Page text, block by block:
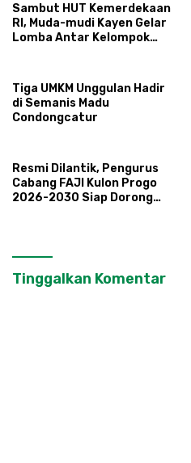
Sambut HUT Kemerdekaan
RI, Muda-mudi Kayen Gelar
Lomba Antar Kelompok
Tiga UMKM Unggulan Hadir
di Semanis Madu
Condongcatur
Resmi Dilantik, Pengurus
Cabang FAJI Kulon Progo
2026-2030 Siap Dorong
Tinggalkan Komentar